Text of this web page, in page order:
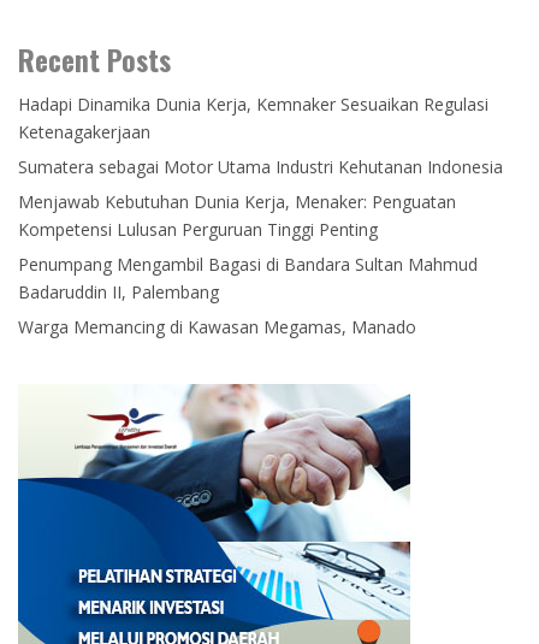
Recent Posts
Hadapi Dinamika Dunia Kerja, Kemnaker Sesuaikan Regulasi
Ketenagakerjaan
Sumatera sebagai Motor Utama Industri Kehutanan Indonesia
Menjawab Kebutuhan Dunia Kerja, Menaker: Penguatan
Kompetensi Lulusan Perguruan Tinggi Penting
Penumpang Mengambil Bagasi di Bandara Sultan Mahmud
Badaruddin II, Palembang
Warga Memancing di Kawasan Megamas, Manado